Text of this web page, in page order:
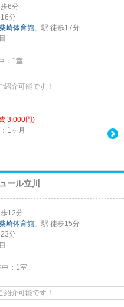
歩6分
16分
崎体育館 」駅 徒歩17分
： 1室
介可能です！
3,000円)
1ヶ月
ール立川
歩12分
崎体育館 」駅 徒歩15分
23分
： 1室
介可能です！